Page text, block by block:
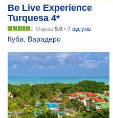
Be Live Experience
Turquesa 4*
Оцінка 9.0 • 7 відгуків
Куба, Варадеро